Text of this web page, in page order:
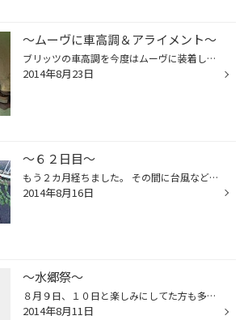
～ムーヴに車高調＆アライメント～
ブリッツの車高調を今度はムーヴに装着しました(^o^) 以前から車高は下げておられるお客様ですが やはり年数が経つといろいろと… 試乗した感じ、やはり個人的には好きな乗り味です(*^。^*) 軽自動車にも良いですね♪ アライメントも測定してみるとかなり数字がズレてましたので調整してバッチリ!! 喜...
2014年8月23日
～６２日目～
もう２カ月経ちました。 その間に台風などで倒れたりと、いろいろありましたが元気よく育ってますよ(*^。^*) １つだけ枯れてしまいましたが… しかし気になることが 向日葵を植えたと思ったけどなにか違う気が… こんな感じだったっけ？？？（笑） これは向日葵ですかね？ 知識無くてすみませーん（笑）
2014年8月16日
～水郷祭～
８月９日、１０日と楽しみにしてた方も多かったと思いますが 台風で中止で残念でしたね(-_-;) 事故があってもいけないので仕方ないと思います。 子供も残念がってました(T_T) という事で～ 「ミニ水郷祭」開催です！（笑） 良い笑顔に戻りました(*^。^*)
2014年8月11日